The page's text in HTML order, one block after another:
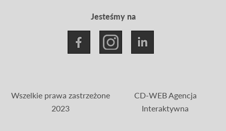
Jesteśmy na
Wszelkie prawa zastrzeżone
2023
CD-WEB Agencja
Interaktywna